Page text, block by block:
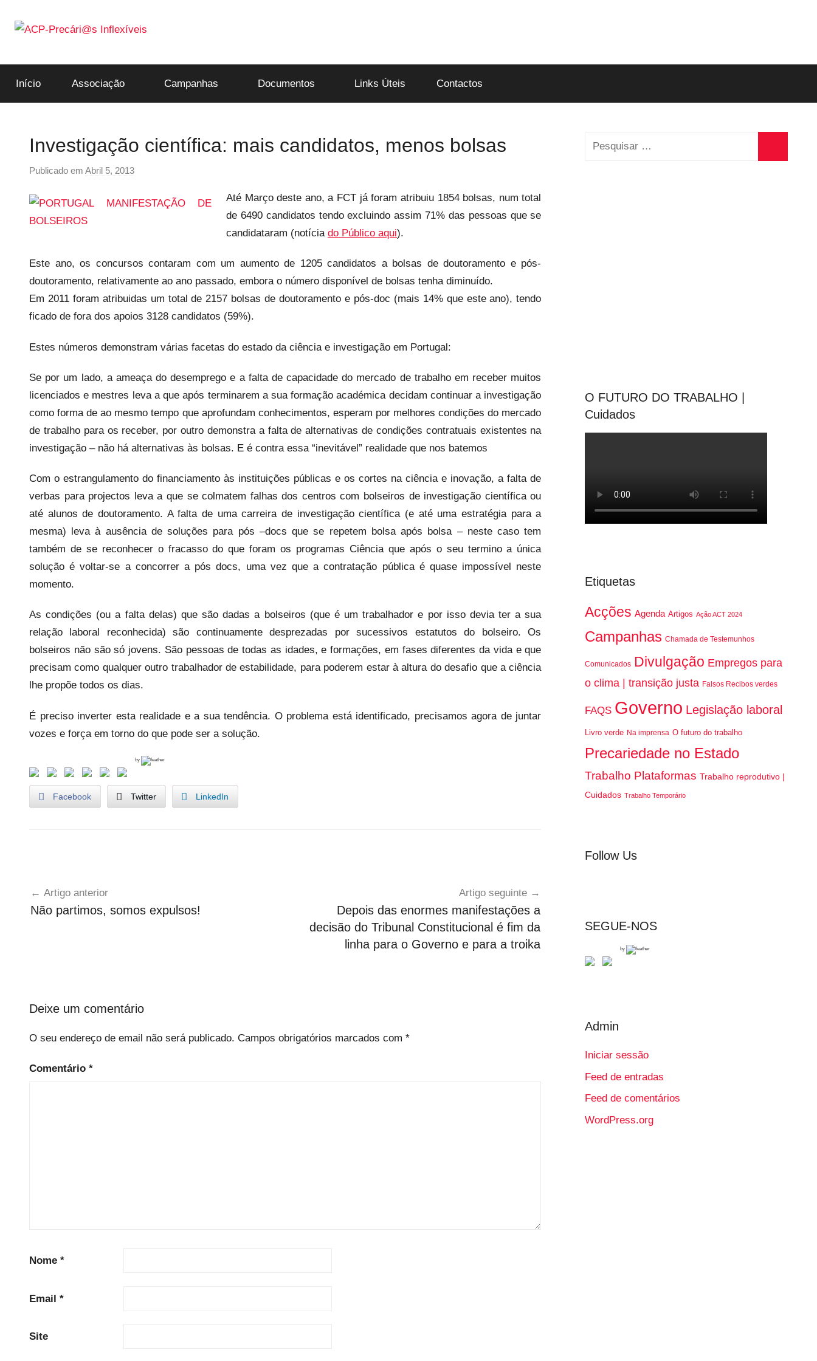
para
ACP-
Precári@s
Início Associação Campanhas Documentos Links Úteis Contactos
Investigação científica: mais candidatos, menos bolsas
Publicado em Abril 5, 2013
r
c
a
r
i
s
n
f
i
i
s
Até Março deste ano, a FCT já foram atribuiu 1854 bolsas, num total
de 6490 candidatos tendo excluindo assim 71% das pessoas que se
candidataram (notícia do Público aqui).
Este ano, os concursos contaram com um aumento de 1205 candidatos a bolsas de doutoramento e pós-
doutoramento, relativamente ao ano passado, embora o número disponível de bolsas tenha diminuído.
Em 2011 foram atribuidas um total de 2157 bolsas de doutoramento e pós-doc (mais 14% que este ano), tendo
ficado de fora dos apoios 3128 candidatos (59%).
Estes números demonstram várias facetas do estado da ciência e investigação em Portugal:
Se por um lado, a ameaça do desemprego e a falta de capacidade do mercado de trabalho em receber muitos
licenciados e mestres leva a que após terminarem a sua formação académica decidam continuar a investigação
como forma de ao mesmo tempo que aprofundam conhecimentos, esperam por melhores condições do mercado
de trabalho para os receber, por outro demonstra a falta de alternativas de condições contratuais existentes na
investigação – não há alternativas às bolsas. E é contra essa “inevitável” realidade que nos batemos
Com o estrangulamento do financiamento às instituições públicas e os cortes na ciência e inovação, a falta de
verbas para projectos leva a que se colmatem falhas dos centros com bolseiros de investigação científica ou
até alunos de doutoramento. A falta de uma carreira de investigação científica (e até uma estratégia para a
mesma) leva à ausência de soluções para pós –docs que se repetem bolsa após bolsa – neste caso tem
também de se reconhecer o fracasso do que foram os programas Ciência que após o seu termino a única
solução é voltar-se a concorrer a pós docs, uma vez que a contratação pública é quase impossível neste
momento.
As condições (ou a falta delas) que são dadas a bolseiros (que é um trabalhador e por isso devia ter a sua
relação laboral reconhecida) são continuamente desprezadas por sucessivos estatutos do bolseiro. Os
bolseiros não são só jovens. São pessoas de todas as idades, e formações, em fases diferentes da vida e que
precisam como qualquer outro trabalhador de estabilidade, para poderem estar à altura do desafio que a ciência
lhe propõe todos os dias.
É preciso inverter esta realidade e a sua tendência. O problema está identificado, precisamos agora de juntar
vozes e força em torno do que pode ser a solução.
by
Facebook Twitter LinkedIn
s
artigos
Artigo anterior
Não partimos, somos expulsos!
Artigo seguinte
Depois das enormes manifestações a
decisão do Tribunal Constitucional é fim da
linha para o Governo e para a troika
Deixe um comentário
O seu endereço de email não será publicado. Campos obrigatórios marcados com *
Comentário *
Nome *
Email *
Site
Pesquisar
O FUTURO DO TRABALHO |
Cuidados
Etiquetas
Acções Agenda Artigos Ação ACT 2024
Campanhas Chamada de Testemunhos
Comunicados Divulgação Empregos para
o clima | transição justa Falsos Recibos verdes
FAQS Governo Legislação laboral
Livro verde Na imprensa O futuro do trabalho
Precariedade no Estado
Trabalho Plataformas Trabalho reprodutivo |
Cuidados Trabalho Temporário
Follow Us
SEGUE-NOS
by
Admin
Iniciar sessão
Feed de entradas
Feed de comentários
WordPress.org